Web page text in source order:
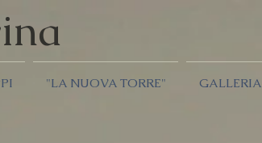
ina
"LA NUOVA TORRE" GALLERIA